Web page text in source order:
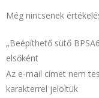
Még nincsenek
„Beépíthető sütő
elsőként
Az e-mail címet nem
karakterrel jelöltük